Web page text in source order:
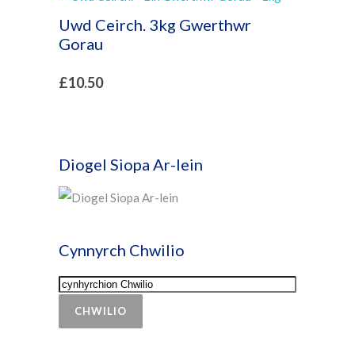
Uwd Ceirch. 3kg Gwerthwr
Gorau
£10.50
Diogel Siopa Ar-lein
Cynnyrch Chwilio
CHWILIO